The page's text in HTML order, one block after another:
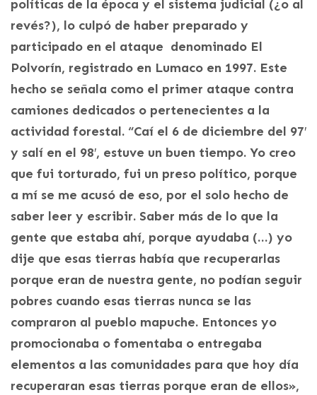
políticas de la época y el sistema judicial (¿o al
revés?), lo culpó de haber preparado y
participado en el ataque denominado El
Polvorín, registrado en Lumaco en 1997. Este
hecho se señala como el primer ataque contra
camiones dedicados o pertenecientes a la
actividad forestal. “Caí el 6 de diciembre del 97′
y salí en el 98′, estuve un buen tiempo. Yo creo
que fui torturado, fui un preso político, porque
a mí se me acusó de eso, por el solo hecho de
saber leer y escribir. Saber más de lo que la
gente que estaba ahí, porque ayudaba (…) yo
dije que esas tierras había que recuperarlas
porque eran de nuestra gente, no podían seguir
pobres cuando esas tierras nunca se las
compraron al pueblo mapuche. Entonces yo
promocionaba o fomentaba o entregaba
elementos a las comunidades para que hoy día
recuperaran esas tierras porque eran de ellos»,